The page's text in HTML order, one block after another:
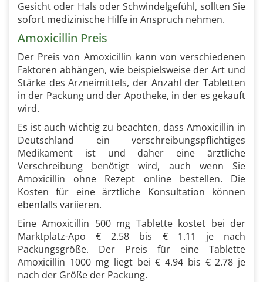
Gesicht oder Hals oder Schwindelgefühl, sollten Sie
sofort medizinische Hilfe in Anspruch nehmen.
Amoxicillin Preis
Der Preis von Amoxicillin kann von verschiedenen
Faktoren abhängen, wie beispielsweise der Art und
Stärke des Arzneimittels, der Anzahl der Tabletten
in der Packung und der Apotheke, in der es gekauft
wird.
Es ist auch wichtig zu beachten, dass Amoxicillin in
Deutschland ein verschreibungspflichtiges
Medikament ist und daher eine ärztliche
Verschreibung benötigt wird, auch wenn Sie
Amoxicillin ohne Rezept online bestellen. Die
Kosten für eine ärztliche Konsultation können
ebenfalls variieren.
Eine Amoxicillin 500 mg Tablette kostet bei der
Marktplatz-Apo € 2.58 bis € 1.11 je nach
Packungsgröße. Der Preis für eine Tablette
Amoxicillin 1000 mg liegt bei € 4.94 bis € 2.78 je
nach der Größe der Packung.